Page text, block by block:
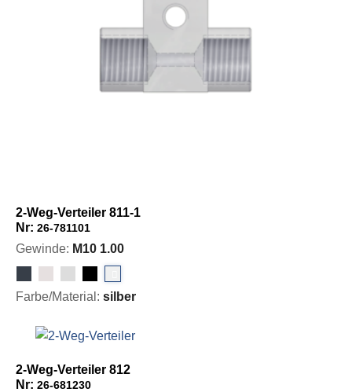
2-Weg-Verteiler 811-1
Nr: 26-781101
Gewinde: M10 1.00
Farbe/Material: silber
2-Weg-Verteiler 812
Nr: 26-681230